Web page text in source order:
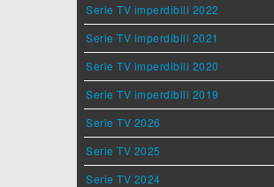
Serie TV imperdibili 2022
Serie TV imperdibili 2021
Serie TV imperdibili 2020
Serie TV imperdibili 2019
Serie TV 2026
Serie TV 2025
Serie TV 2024